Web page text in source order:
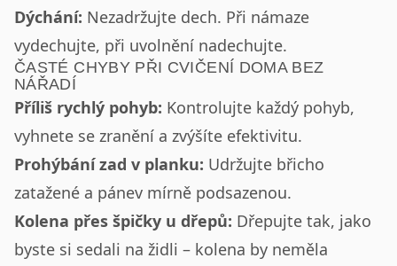
Dýchání: Nezadržujte dech. Při námaze
vydechujte, při uvolnění nadechujte.
ČASTÉ CHYBY PŘI CVIČENÍ DOMA BEZ
NÁŘADÍ
Příliš rychlý pohyb: Kontrolujte každý pohyb,
vyhnete se zranění a zvýšíte efektivitu.
Prohýbání zad v planku: Udržujte břicho
zatažené a pánev mírně podsazenou.
Kolena přes špičky u dřepů: Dřepujte tak, jako
byste si sedali na židli – kolena by neměla